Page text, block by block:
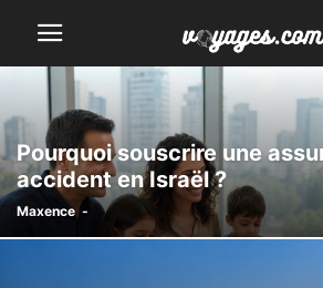
Pourquoi souscrire une
accident en Israël ?
Maxence -